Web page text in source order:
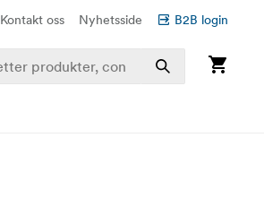
Kontakt oss Nyhetsside B2B login